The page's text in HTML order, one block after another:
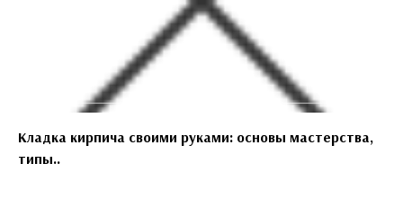
Кладка кирпича своими руками: основы мастерства,
типы..